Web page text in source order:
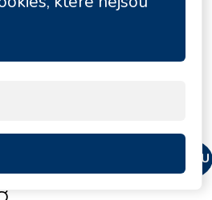
11 jachty
NAHORU